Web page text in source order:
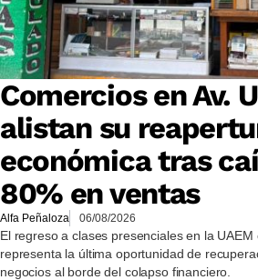
Comercios en Av.
alistan su
económica tras
80% en ventas
Alfa Peñaloza 06/08/2026
El regreso a clases presenciales en la
representa la última oportunidad de
negocios al borde del colapso financiero.